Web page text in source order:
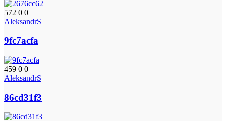
572 0 0
AleksandrS
9fc7acfa
459 0 0
AleksandrS
86cd31f3